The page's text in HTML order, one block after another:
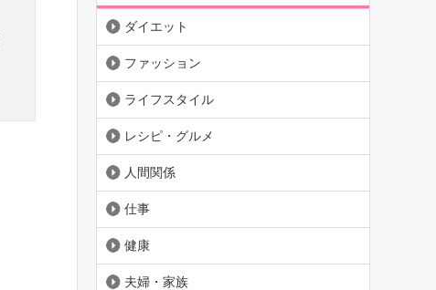
ダイエット
ファッション
ライフスタイル
レシピ・グルメ
人間関係
仕事
健康
夫婦・家族